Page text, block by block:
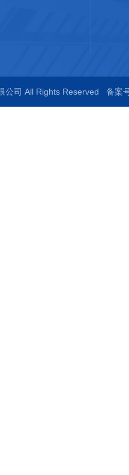
公司 All Rights Reserved 备案